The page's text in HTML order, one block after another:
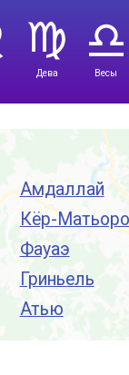
Дева Весы
Амдаллай
Кёр-Матьоро
Фауаэ
Гриньель
Атью